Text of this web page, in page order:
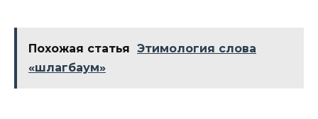
Похожая статья Этимология слова
«шлагбаум»